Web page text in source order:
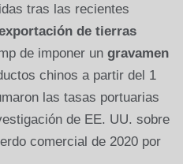
tras las recientes
de tierras
de imponer un gravamen
chinos a partir del 1
las tasas portuarias
de EE. UU. sobre
comercial de 2020 por